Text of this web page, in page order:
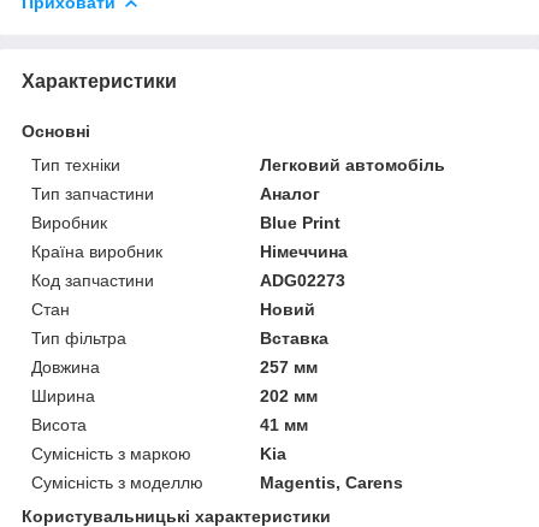
Характеристики
Основні
Тип техніки
Легковий автомобіль
Тип запчастини
Аналог
Виробник
Blue Print
Країна виробник
Німеччина
Код запчастини
ADG02273
Стан
Новий
Тип фільтра
Вставка
Довжина
257 мм
Ширина
202 мм
Висота
41 мм
Сумісність з маркою
Kia
Сумісність з моделлю
Magentis, Carens
Користувальницькі характеристики